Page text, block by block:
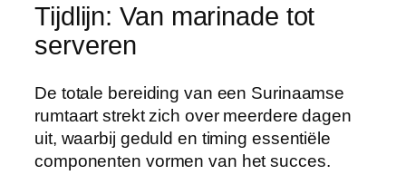
Tijdlijn: Van marinade tot
serveren
De totale bereiding van een Surinaamse
rumtaart strekt zich over meerdere dagen
uit, waarbij geduld en timing essentiële
componenten vormen van het succes.